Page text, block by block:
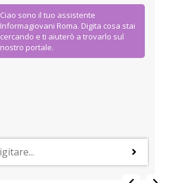
Ciao sono il tuo assistente
Informagiovani Roma. Digita cosa stai
cercando e ti aiuterò a trovarlo sul
nostro portale.